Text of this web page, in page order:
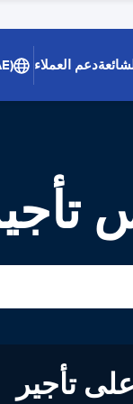
دعم العملاء (AE)
إلى 20% على تأجير